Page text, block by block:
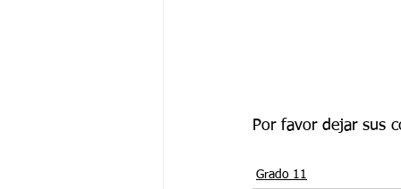
Por favor dejar sus
Grado 11